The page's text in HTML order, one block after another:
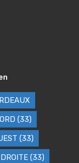
(33)
(33)
(33)